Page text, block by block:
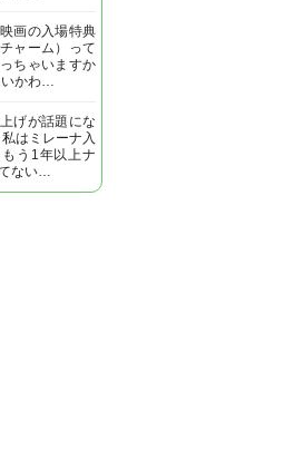
画の入場特典
チャーム）って
ちゃいますか
いかわ…
げが話題にな
はミレーナ入
う1年以上ナ
ない…